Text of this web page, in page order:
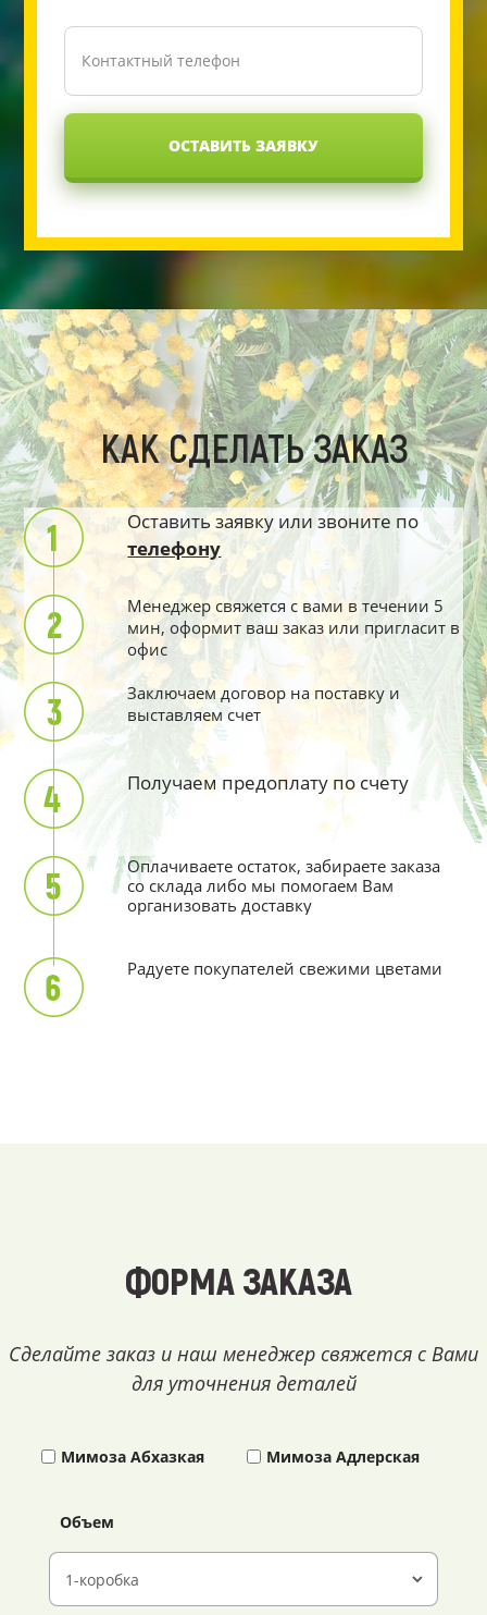
ОСТАВИТЬ ЗАЯВКУ
КАК СДЕЛАТЬ ЗАКАЗ
Оставить заявку или звоните по
телефону
Менеджер свяжется с вами в течении 5
мин, оформит ваш заказ или пригласит в
офис
Заключаем договор на поставку и
выставляем счет
Получаем предоплату по счету
Оплачиваете остаток, забираете заказа
со склада либо мы помогаем Вам
организовать доставку
Радуете покупателей свежими цветами
ФОРМА ЗАКАЗА
Сделайте заказ и наш менеджер свяжется с Вами
для уточнения деталей
Мимоза Абхазкая Мимоза Адлерская
Объем